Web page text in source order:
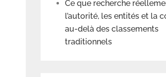
Ce que recherche
l’autorité, les entités et la
au-delà des classements
traditionnels